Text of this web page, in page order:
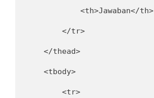
            <th>Jawaban</th>
        </tr>
    </thead>
    <tbody>
        <tr>